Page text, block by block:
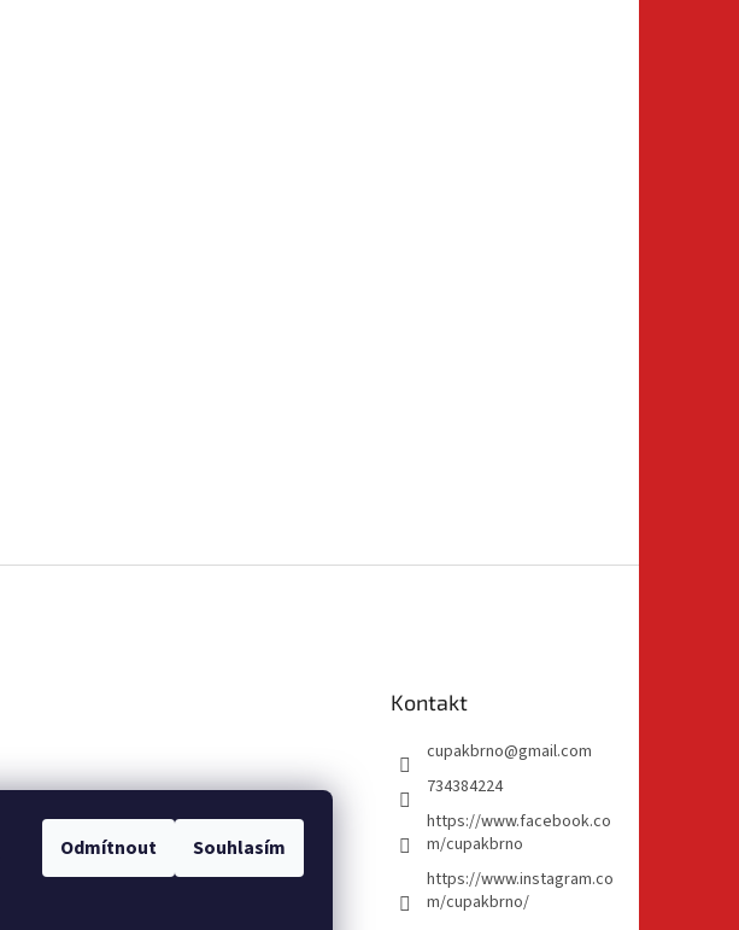
Odmítnout Souhlasím
Kontakt
cupakbrno@gmail.com
734384224
https://www.facebook.co
m/cupakbrno
https://www.instagram.co
m/cupakbrno/